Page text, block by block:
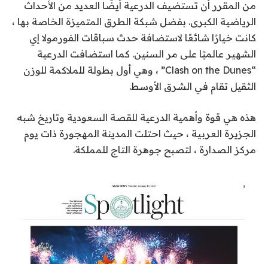
من المقرر أن تستضيف الدرعية أيضًا العديد من الأحداث
الرياضية الكبرى. بفضل شبكة الطرق المتميزة الخاصة بها ،
كانت خيارًا شائعًا لاستضافة حدث سباقات الفورمولا إي
الشهير عالميًا على مر السنين. كما استضافت الدرعية
“Clash on the Dunes” ، وهي أول بطولة للملاكمة للوزن
الثقيل تقام في الشرق الأوسط.
هذه هي قوة وأهمية الدرعية للقصة السعودية وتاريخ شبه
الجزيرة العربية ، حيث احتلت المدينة المهجورة ذات يوم
مركز الصدارة ، لتصبح جوهرة التاج للمملكة.